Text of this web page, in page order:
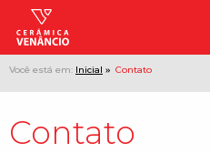
Você está em: Inicial Contato
Contato